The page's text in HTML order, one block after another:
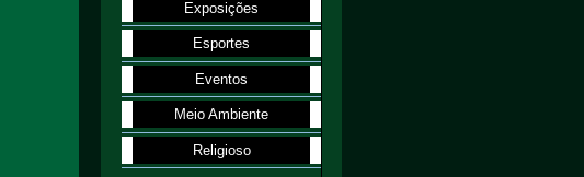
Exposições
Esportes
Eventos
Meio Ambiente
Religioso